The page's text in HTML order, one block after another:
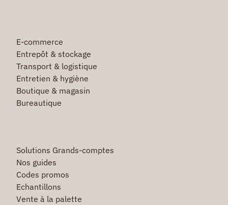
E-commerce
Entrepôt & stockage
Transport & logistique
Entretien & hygiène
Boutique & magasin
Bureautique
Solutions Grands-comptes
Nos guides
Codes promos
Echantillons
Vente à la palette